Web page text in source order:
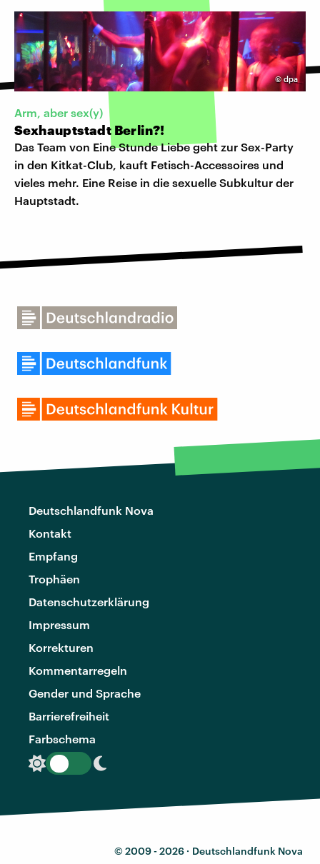
©dpa
Arm, aber sex(y)
Sexhauptstadt Berlin?!
Das Team von Eine Stunde Liebe geht zur Sex-Party
in den Kitkat-Club, kauft Fetisch-Accessoires und
vieles mehr. Eine Reise in die sexuelle Subkultur der
Hauptstadt.
Deutschlandfunk Nova
Kontakt
Empfang
Trophäen
Datenschutzerklärung
Impressum
Korrekturen
Kommentarregeln
Gender und Sprache
Barrierefreiheit
Farbschema
© 2009 - 2026 · Deutschlandfunk Nova